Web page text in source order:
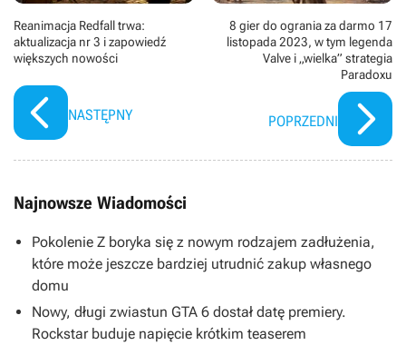
Reanimacja Redfall trwa:
aktualizacja nr 3 i zapowiedź
większych nowości
NASTĘPNY
8 gier do ogrania za darmo 17
listopada 2023, w tym legenda
Valve i „wielka” strategia
Paradoxu
POPRZEDNI
Najnowsze Wiadomości
Pokolenie Z boryka się z nowym rodzajem zadłużenia,
które może jeszcze bardziej utrudnić zakup własnego
domu
Nowy, długi zwiastun GTA 6 dostał datę premiery.
Rockstar buduje napięcie krótkim teaserem